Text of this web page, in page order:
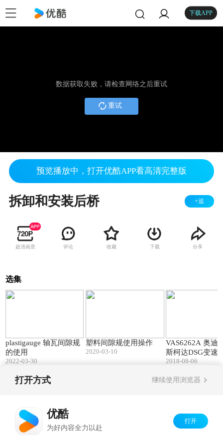
下载APP
数据获取失败，请检查网络之后重试
重试
预览播放中，打开优酷APP看高清完整版
拆卸和安装后桥 +追
超清画质 评论 收藏 下载 分享
选集
plastigauge 轴瓦间隙规
的使用
2022-03-30
塑料间隙规使用操作
2020-03-10
VAS6262A 奥迪
斯柯达DSG变速
2018-08-06
打开方式 继续使用浏览器
优酷
为好内容全力以赴
打开